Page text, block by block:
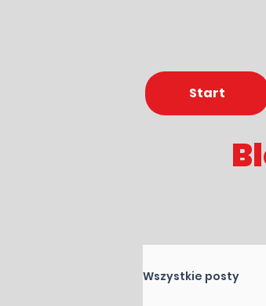
Start
Wszystkie posty